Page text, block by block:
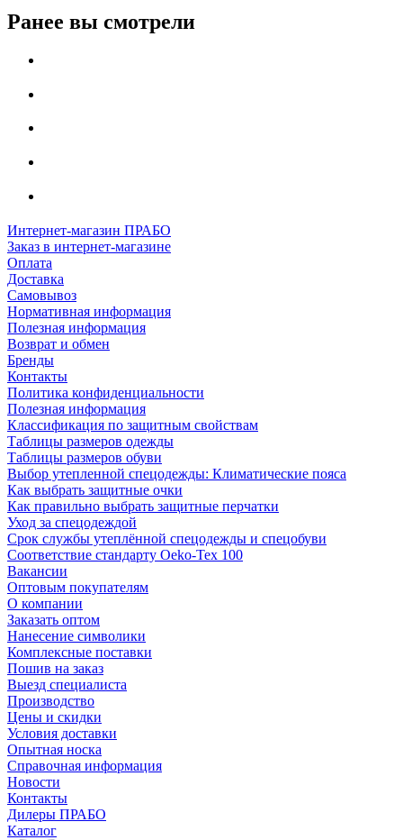
Ранее вы смотрели
Интернет-магазин ПРАБО
Заказ в интернет-магазине
Оплата
Доставка
Самовывоз
Нормативная информация
Полезная информация
Возврат и обмен
Бренды
Контакты
Политика конфиденциальности
Полезная информация
Классификация по защитным свойствам
Таблицы размеров одежды
Таблицы размеров обуви
Выбор утепленной спецодежды: Климатические пояса
Как выбрать защитные очки
Как правильно выбрать защитные перчатки
Уход за спецодеждой
Срок службы утеплённой спецодежды и спецобуви
Соответствие стандарту Oeko-Tex 100
Вакансии
Оптовым покупателям
О компании
Заказать оптом
Нанесение символики
Комплексные поставки
Пошив на заказ
Выезд специалиста
Производство
Цены и скидки
Условия доставки
Опытная носка
Справочная информация
Новости
Контакты
Дилеры ПРАБО
Каталог